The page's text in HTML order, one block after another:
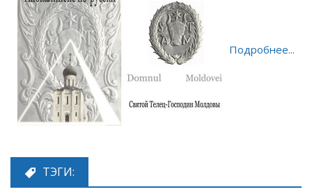
Подробнее...
ТЭГИ: